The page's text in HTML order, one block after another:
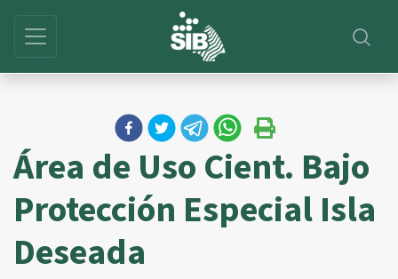
Área de Uso Cient. Bajo
Protección Especial Isla
Deseada